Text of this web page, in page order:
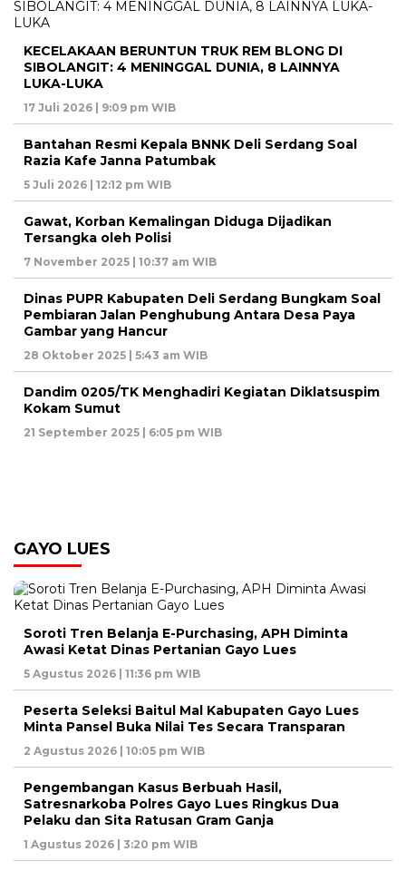
KECELAKAAN BERUNTUN TRUK REM BLONG DI
SIBOLANGIT: 4 MENINGGAL DUNIA, 8 LAINNYA
LUKA-LUKA
17 Juli 2026 | 9:09 pm WIB
Bantahan Resmi Kepala BNNK Deli Serdang Soal
Razia Kafe Janna Patumbak
5 Juli 2026 | 12:12 pm WIB
Gawat, Korban Kemalingan Diduga Dijadikan
Tersangka oleh Polisi
7 November 2025 | 10:37 am WIB
Dinas PUPR Kabupaten Deli Serdang Bungkam Soal
Pembiaran Jalan Penghubung Antara Desa Paya
Gambar yang Hancur
28 Oktober 2025 | 5:43 am WIB
Dandim 0205/TK Menghadiri Kegiatan Diklatsuspim
Kokam Sumut
21 September 2025 | 6:05 pm WIB
GAYO LUES
Soroti Tren Belanja E-Purchasing, APH Diminta
Awasi Ketat Dinas Pertanian Gayo Lues
5 Agustus 2026 | 11:36 pm WIB
Peserta Seleksi Baitul Mal Kabupaten Gayo Lues
Minta Pansel Buka Nilai Tes Secara Transparan
2 Agustus 2026 | 10:05 pm WIB
Pengembangan Kasus Berbuah Hasil,
Satresnarkoba Polres Gayo Lues Ringkus Dua
Pelaku dan Sita Ratusan Gram Ganja
1 Agustus 2026 | 3:20 pm WIB